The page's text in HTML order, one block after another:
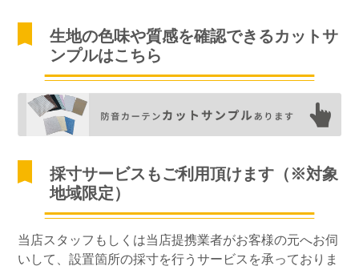
生地の色味や質感を確認できるカットサ
ンプルはこちら
採寸サービスもご利用頂けます（※対象
地域限定）
当店スタッフもしくは当店提携業者がお客様の元へお伺
いして、設置箇所の採寸を行うサービスを承っておりま